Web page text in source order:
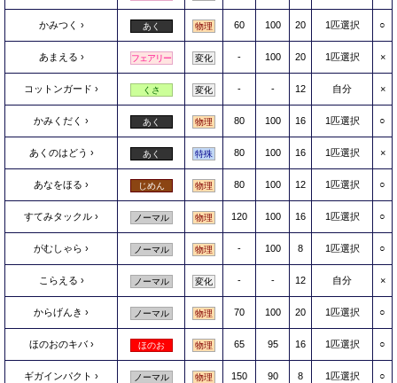
かみつく あく 物理 60 100 20 1匹選択 ○
あまえる フェアリー 変化 - 100 20 1匹選択 ×
コットンガード くさ 変化 - - 12 自分 ×
かみくだく あく 物理 80 100 16 1匹選択 ○
あくのはどう あく 特殊 80 100 16 1匹選択 ×
あなをほる じめん 物理 80 100 12 1匹選択 ○
すてみタックル ノーマル 物理 120 100 16 1匹選択 ○
がむしゃら ノーマル 物理 - 100 8 1匹選択 ○
こらえる ノーマル 変化 - - 12 自分 ×
からげんき ノーマル 物理 70 100 20 1匹選択 ○
ほのおのキバ ほのお 物理 65 95 16 1匹選択 ○
ギガインパクト ノーマル 物理 150 90 8 1匹選択 ○